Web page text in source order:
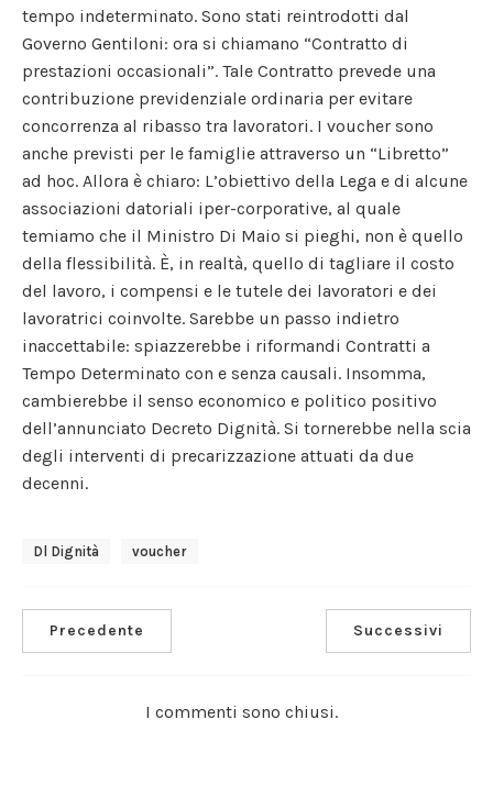
tempo indeterminato. Sono stati reintrodotti dal
Governo Gentiloni: ora si chiamano “Contratto di
prestazioni occasionali”. Tale Contratto prevede una
contribuzione previdenziale ordinaria per evitare
concorrenza al ribasso tra lavoratori. I voucher sono
anche previsti per le famiglie attraverso un “Libretto”
ad hoc. Allora è chiaro: L’obiettivo della Lega e di alcune
associazioni datoriali iper-corporative, al quale
temiamo che il Ministro Di Maio si pieghi, non è quello
della flessibilità. È, in realtà, quello di tagliare il costo
del lavoro, i compensi e le tutele dei lavoratori e dei
lavoratrici coinvolte. Sarebbe un passo indietro
inaccettabile: spiazzerebbe i riformandi Contratti a
Tempo Determinato con e senza causali. Insomma,
cambierebbe il senso economico e politico positivo
dell’annunciato Decreto Dignità. Si tornerebbe nella scia
degli interventi di precarizzazione attuati da due
decenni.
Dl Dignità Voucher
Precedente Successivi
I commenti sono chiusi.